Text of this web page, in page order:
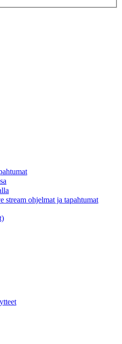
ohjelmat ja tapahtumat